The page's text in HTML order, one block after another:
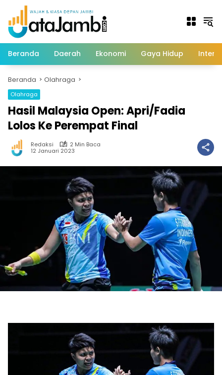
Langsung
konten
Beranda Daerah Ekonomi Gaya Hidup
Beranda Olahraga
Olahraga
Hasil Malaysia Open: Apri/Fadia
Lolos Ke Perempat Final
Redaksi
2 Min Baca
12 Januari 2023